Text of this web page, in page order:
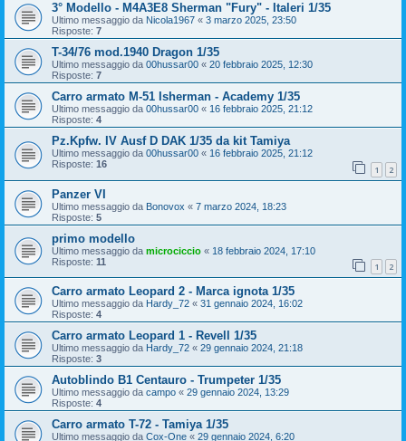
3° Modello - M4A3E8 Sherman "Fury" - Italeri 1/35
Ultimo messaggio da Nicola1967 « 3 marzo 2025, 23:50
Risposte: 7
T-34/76 mod.1940 Dragon 1/35
Ultimo messaggio da 00hussar00 « 20 febbraio 2025, 12:30
Risposte: 7
Carro armato M-51 Isherman - Academy 1/35
Ultimo messaggio da 00hussar00 « 16 febbraio 2025, 21:12
Risposte: 4
Pz.Kpfw. IV Ausf D DAK 1/35 da kit Tamiya
Ultimo messaggio da 00hussar00 « 16 febbraio 2025, 21:12
Risposte: 16 1 2
Panzer VI
Ultimo messaggio da Bonovox « 7 marzo 2024, 18:23
Risposte: 5
primo modello
Ultimo messaggio da microciccio « 18 febbraio 2024, 17:10
Risposte: 11 1 2
Carro armato Leopard 2 - Marca ignota 1/35
Ultimo messaggio da Hardy_72 « 31 gennaio 2024, 16:02
Risposte: 4
Carro armato Leopard 1 - Revell 1/35
Ultimo messaggio da Hardy_72 « 29 gennaio 2024, 21:18
Risposte: 3
Autoblindo B1 Centauro - Trumpeter 1/35
Ultimo messaggio da campo « 29 gennaio 2024, 13:29
Risposte: 4
Carro armato T-72 - Tamiya 1/35
Ultimo messaggio da Cox-One « 29 gennaio 2024, 6:20